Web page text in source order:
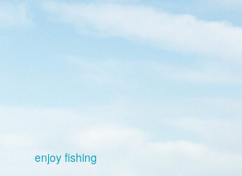
enjoy fishing